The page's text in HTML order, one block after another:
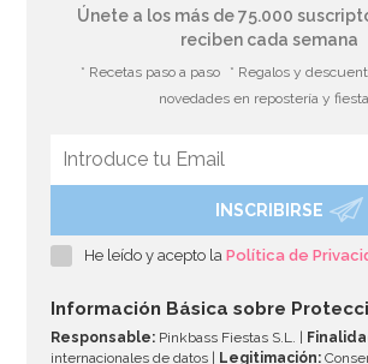
Guirnalda Personalizable Shimmer & Shine
Únete a los más de 75.000
reciben cada semana
* Recetas paso a paso * Regalos y
novedades en repostería y
INSCRIBIRSE
He leído y acepto laPolítica de
Información Básica sobre
Responsable: Pinkbass Fiestas S.L. |
internacionales de datos |
Legitimación: